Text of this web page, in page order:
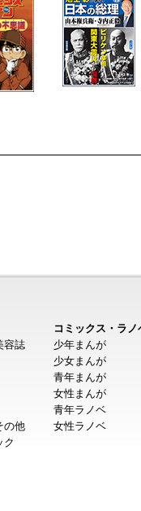
容誌
の他
ク
コミックス・ラノ
少年まんが
少女まんが
青年まんが
女性まんが
青年ラノベ
女性ラノベ